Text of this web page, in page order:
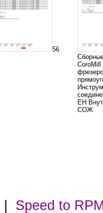
56
EH
СОЖ
Speed to